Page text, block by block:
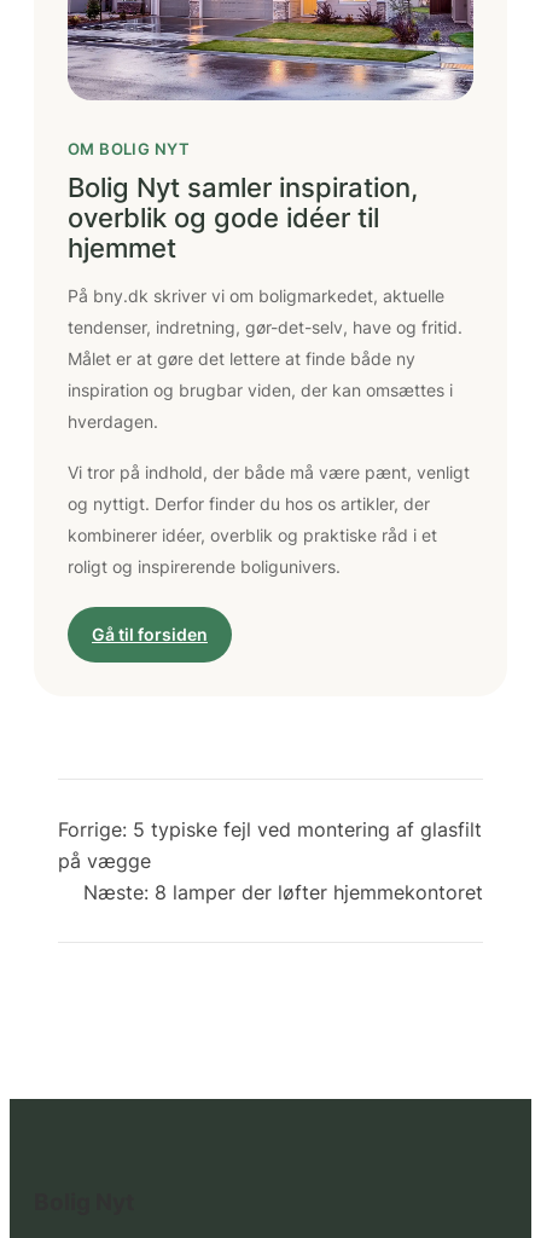
OM BOLIG NYT
Bolig Nyt samler inspiration,
overblik og gode idéer til
hjemmet
På bny.dk skriver vi om boligmarkedet, aktuelle
tendenser, indretning, gør-det-selv, have og fritid.
Målet er at gøre det lettere at finde både ny
inspiration og brugbar viden, der kan omsættes i
hverdagen.
Vi tror på indhold, der både må være pænt, venligt
og nyttigt. Derfor finder du hos os artikler, der
kombinerer idéer, overblik og praktiske råd i et
roligt og inspirerende boligunivers.
Gå til forsiden
Forrige: 5 typiske fejl ved montering af glasfilt
på vægge
Næste: 8 lamper der løfter hjemmekontoret